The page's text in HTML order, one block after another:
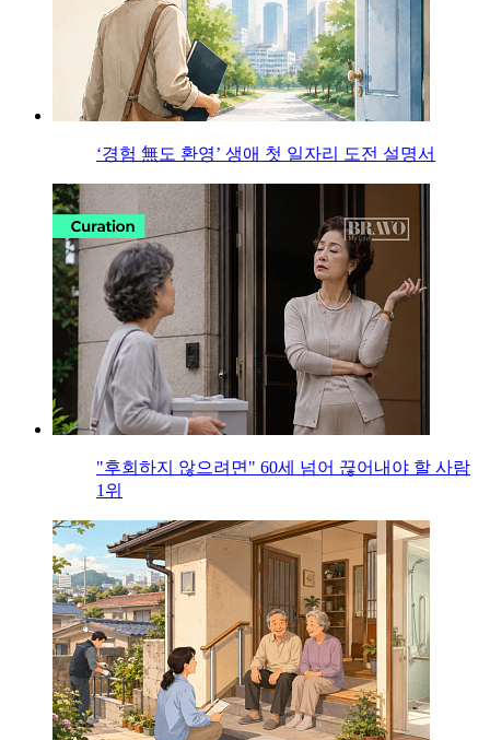
‘경험 無도 환영’ 생애 첫 일자리 도전 설명서
"후회하지 않으려면" 60세 넘어 끊어내야 할 사람
1위